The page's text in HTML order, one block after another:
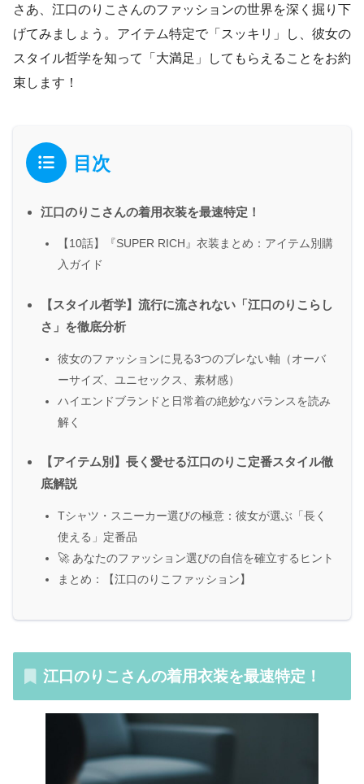
さあ、江口のりこさんのファッションの世界を深く掘り下
げてみましょう。アイテム特定で「スッキリ」し、彼女の
スタイル哲学を知って「大満足」してもらえることをお約
束します！
目次
江口のりこさんの着用衣装を最速特定！
【10話】『SUPER RICH』衣装まとめ：アイテム別購
入ガイド
【スタイル哲学】流行に流されない「江口のりこらし
さ」を徹底分析
彼女のファッションに見る3つのブレない軸（オーバ
ーサイズ、ユニセックス、素材感）
ハイエンドブランドと日常着の絶妙なバランスを読み
解く
【アイテム別】長く愛せる江口のりこ定番スタイル徹
底解説
Tシャツ・スニーカー選びの極意：彼女が選ぶ「長く
使える」定番品
🚀 あなたのファッション選びの自信を確立するヒント
まとめ：【江口のりこファッション】
江口のりこさんの着用衣装を最速特定！